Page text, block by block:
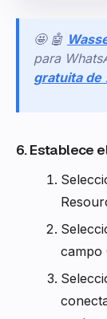
🤩 🤖
para
gratuita de
6. Establece
campo